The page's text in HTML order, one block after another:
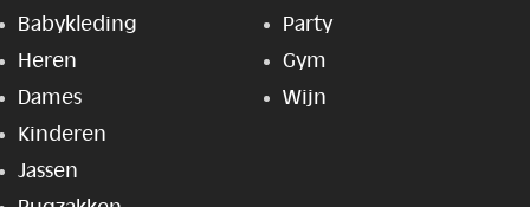
Babykleding
Heren
Dames
Kinderen
Jassen
Party
Gym
Wijn